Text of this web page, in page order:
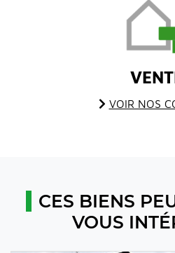
VOIR NOS
CES BIENS
VOUS